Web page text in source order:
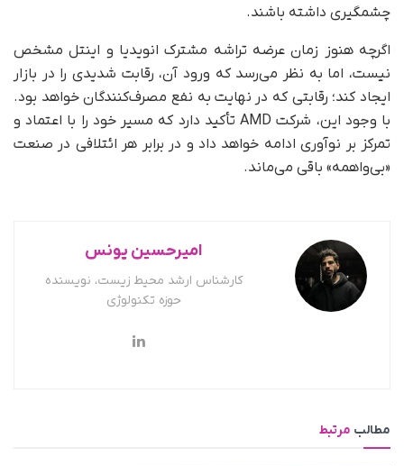
چشمگیری داشته باشند.
اگرچه هنوز زمان عرضه تراشه مشترک انویدیا و اینتل مشخص
نیست، اما به نظر می‌رسد که ورود آن، رقابت شدیدی را در بازار
ایجاد کند؛ رقابتی که در نهایت به نفع مصرف‌کنندگان خواهد بود.
با وجود این، شرکت AMD تأکید دارد که مسیر خود را با اعتماد و
تمرکز بر نوآوری ادامه خواهد داد و در برابر هر ائتلافی در صنعت
«بی‌واهمه» باقی می‌ماند.
امیرحسین یونس
کارشناس ارشد محیط زیست، نویسنده
حوزه تکنولوژی
مطالب مرتبط